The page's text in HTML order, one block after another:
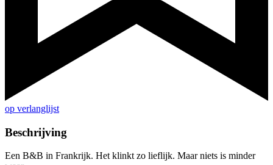
op verlanglijst
Beschrijving
Een B&B in Frankrijk. Het klinkt zo lieflijk. Maar niets is minder